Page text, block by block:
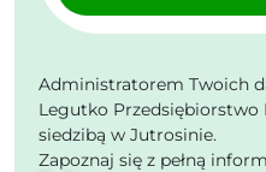
Administratorem Twoich
Legutko Przedsiębiorstwo
siedzibą w Jutrosinie.
Zapoznaj się z pełną